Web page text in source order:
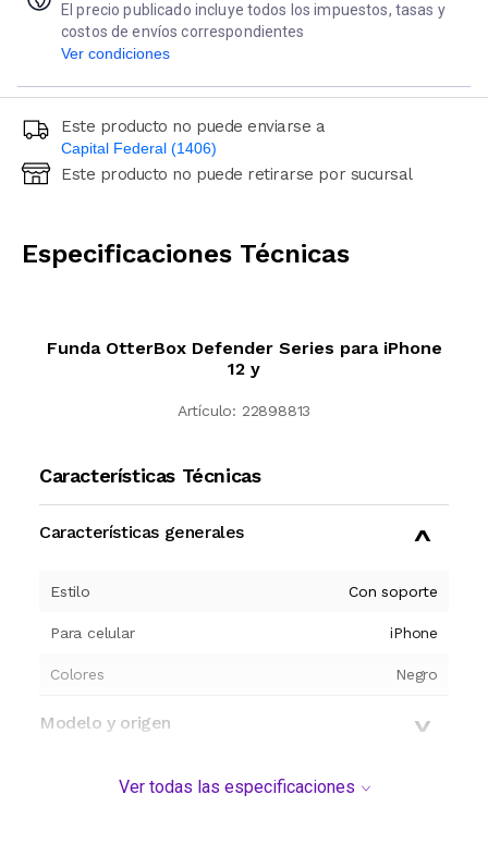
El precio publicado incluye todos los impuestos, tasas y
costos de envíos correspondientes
Ver condiciones
Este producto no puede enviarse a
Capital Federal (1406)
Ingresá código postal (sólo números)
Este producto no puede retirarse por sucursal
Especificaciones Técnicas
Funda OtterBox Defender Series para iPhone
12 y
Artículo: 22898813
Características Técnicas
Características generales
Estilo Con soporte
Para celular iPhone
Colores Negro
Modelo y origen
Ver todas las especificaciones